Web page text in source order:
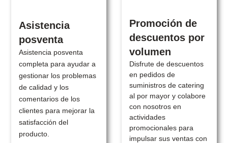
Asistencia
posventa
Asistencia posventa
completa para ayudar a
gestionar los problemas
de calidad y los
comentarios de los
clientes para mejorar la
satisfacción del
producto.
Promoción de
descuentos por
volumen
Disfrute de descuentos
en pedidos de
suministros de catering
al por mayor y colabore
con nosotros en
actividades
promocionales para
impulsar sus ventas con